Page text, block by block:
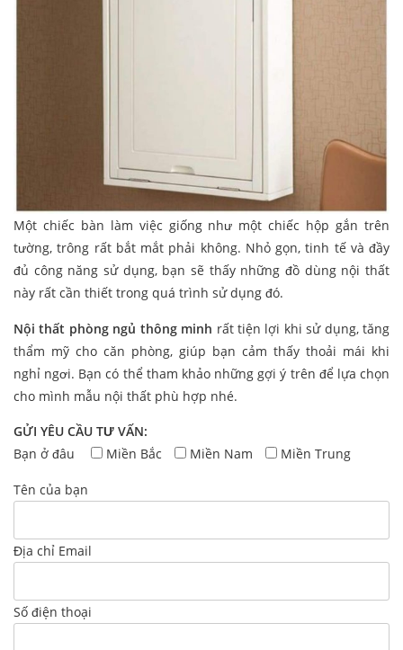
Một chiếc bàn làm việc giống như một chiếc hộp gắn trên
tường, trông rất bắt mắt phải không. Nhỏ gọn, tinh tế và đầy
đủ công năng sử dụng, bạn sẽ thấy những đồ dùng nội thất
này rất cần thiết trong quá trình sử dụng đó.
Nội thất phòng ngủ thông minh rất tiện lợi khi sử dụng, tăng
thẩm mỹ cho căn phòng, giúp bạn cảm thấy thoải mái khi
nghỉ ngơi. Bạn có thể tham khảo những gợi ý trên để lựa chọn
cho mình mẫu nội thất phù hợp nhé.
GỬI YÊU CẦU TƯ VẤN:
Bạn ở đâu
Miền Bắc Miền Nam Miền Trung
Tên của bạn
Địa chỉ Email
Số điện thoại